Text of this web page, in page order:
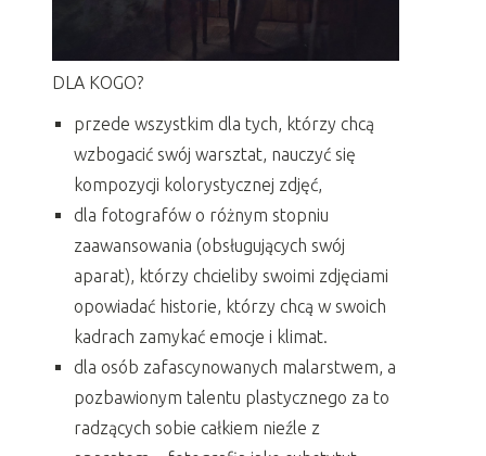
DLA KOGO?
przede wszystkim dla tych, którzy chcą
wzbogacić swój warsztat, nauczyć się
kompozycji kolorystycznej zdjęć,
dla fotografów o różnym stopniu
zaawansowania (obsługujących swój
aparat), którzy chcieliby swoimi zdjęciami
opowiadać historie, którzy chcą w swoich
kadrach zamykać emocje i klimat.
dla osób zafascynowanych malarstwem, a
pozbawionym talentu plastycznego za to
radzących sobie całkiem nieźle z